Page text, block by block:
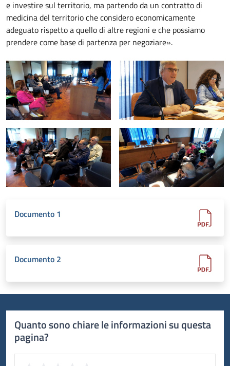
e investire sul territorio, ma partendo da un contratto di
medicina del territorio che considero economicamente
adeguato rispetto a quello di altre regioni e che possiamo
prendere come base di partenza per negoziare».
Documento 1
Documento 2
Quanto sono chiare le informazioni su questa
pagina?